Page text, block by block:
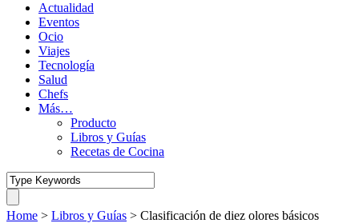
Actualidad
Eventos
Ocio
Viajes
Tecnología
Salud
Chefs
Más…
Producto
Libros y Guías
Recetas de Cocina
Home > Libros y Guías > Clasificación de diez olores básicos